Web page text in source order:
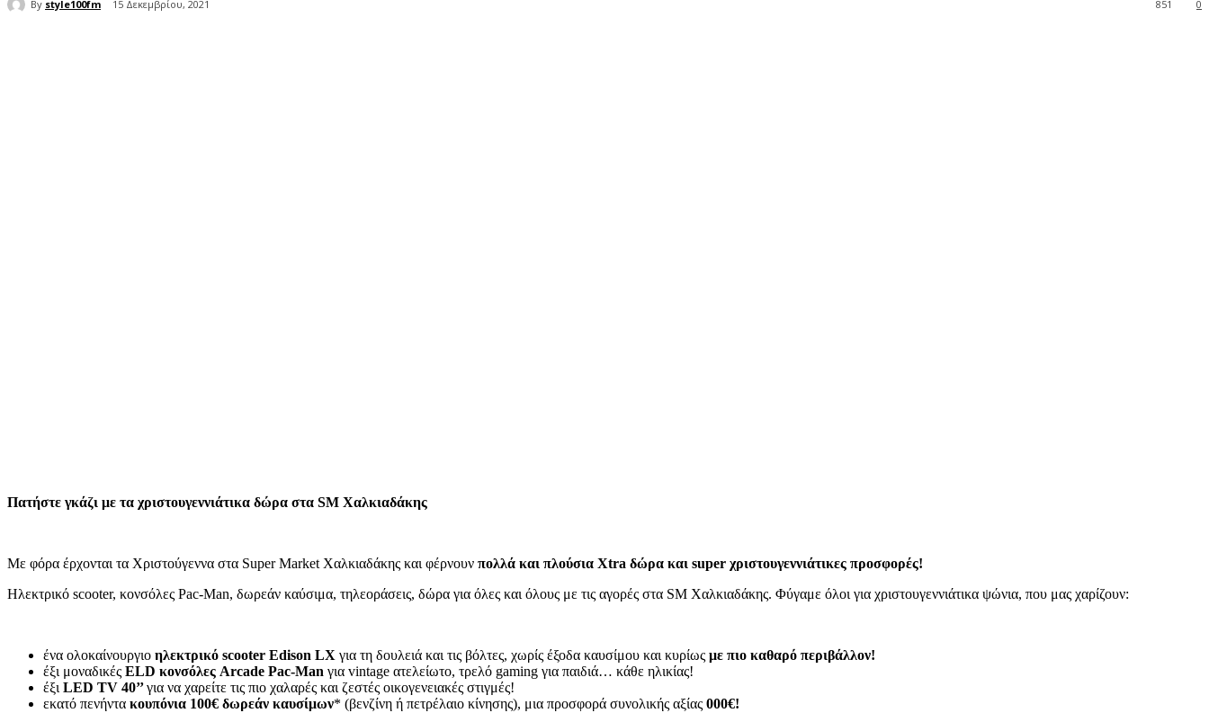
By style100fm 15 Δεκεμβρίου, 2021 0
851
Πατήστε γκάζι με τα χριστουγεννιάτικα δώρα στα SM Χαλκιαδάκης
Με φόρα έρχονται τα Χριστούγεννα στα Super Market Χαλκιαδάκης και φέρνουν πολλά και πλούσια Xtra δώρα και super χριστουγεννιάτικες προσφορές!
Ηλεκτρικό scooter, κονσόλες Pac-Man, δωρεάν καύσιμα, τηλεοράσεις, δώρα για όλες και όλους με τις αγορές στα SM Χαλκιαδάκης. Φύγαμε όλοι για χριστουγεννιάτικα ψώνια, που μας χαρίζουν:
ένα ολοκαίνουργιο ηλεκτρικό scooter Edison LX για τη δουλειά και τις βόλτες, χωρίς έξοδα καυσίμου και κυρίως με πιο καθαρό περιβάλλον!
έξι μοναδικές ELD κονσόλες Arcade Pac-Man για vintage ατελείωτο, τρελό gaming για παιδιά… κάθε ηλικίας!
έξι LED TV 40’’για να χαρείτε τις πιο χαλαρές και ζεστές οικογενειακές στιγμές!
εκατό πενήντα κουπόνια 100€ δωρεάν καυσίμων* (βενζίνη ή πετρέλαιο κίνησης), μια προσφορά συνολικής αξίας 000€!